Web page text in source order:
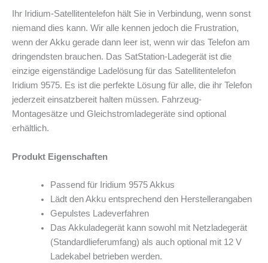
Ihr Iridium-Satellitentelefon hält Sie in Verbindung, wenn sonst
niemand dies kann. Wir alle kennen jedoch die Frustration,
wenn der Akku gerade dann leer ist, wenn wir das Telefon am
dringendsten brauchen. Das SatStation-Ladegerät ist die
einzige eigenständige Ladelösung für das Satellitentelefon
Iridium 9575. Es ist die perfekte Lösung für alle, die ihr Telefon
jederzeit einsatzbereit halten müssen. Fahrzeug-
Montagesätze und Gleichstromladegeräte sind optional
erhältlich.
Produkt Eigenschaften
Passend für Iridium 9575 Akkus
Lädt den Akku entsprechend den Herstellerangaben
Gepulstes Ladeverfahren
Das Akkuladegerät kann sowohl mit Netzladegerät
(Standardlieferumfang) als auch optional mit 12 V
Ladekabel betrieben werden.